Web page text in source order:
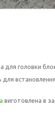
головки
для
виготовлена в